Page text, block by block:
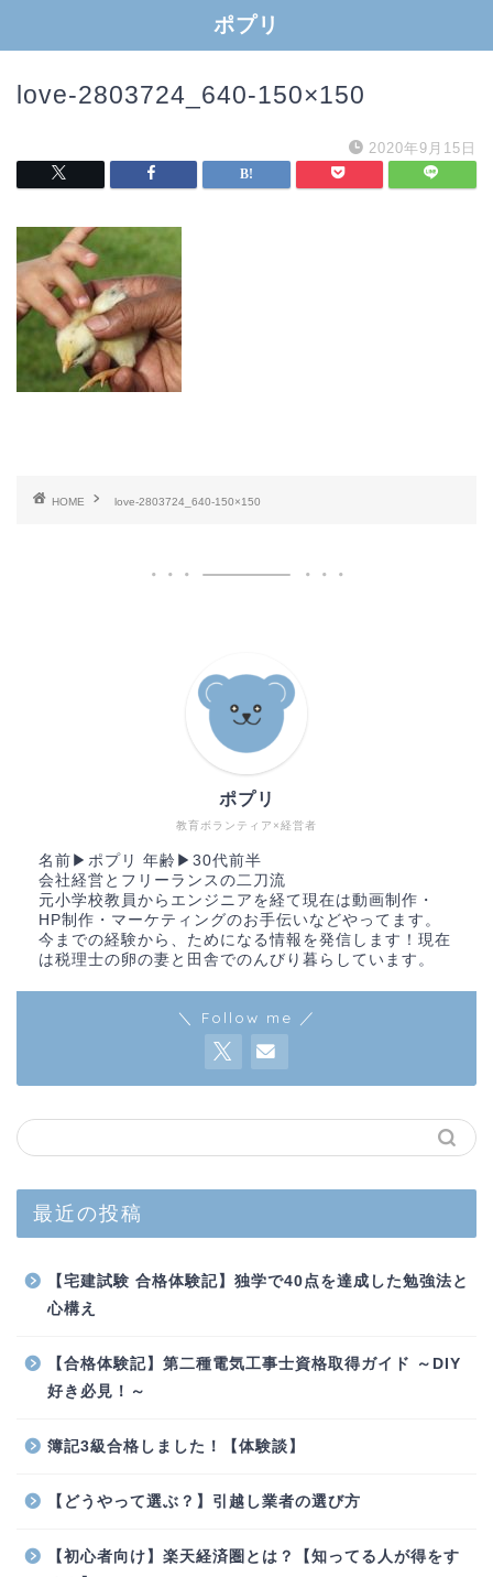
ポプリ
love-2803724_640-150×150
2020年9月15日
HOME love-2803724_640-150×150
教育ボランティア×経営者
ポプリ
名前▶︎ポプリ 年齢▶︎30代前半
会社経営とフリーランスの二刀流
元小学校教員からエンジニアを経て現在は動画制作・
HP制作・マーケティングのお手伝いなどやってます。
今までの経験から、ためになる情報を発信します！現在
は税理士の卵の妻と田舎でのんびり暮らしています。
＼ Follow me ／
最近の投稿
【宅建試験 合格体験記】独学で40点を達成した勉強法と
心構え
【合格体験記】第二種電気工事士資格取得ガイド ～DIY
好き必見！～
簿記3級合格しました！【体験談】
【どうやって選ぶ？】引越し業者の選び方
【初心者向け】楽天経済圏とは？【知ってる人が得をす